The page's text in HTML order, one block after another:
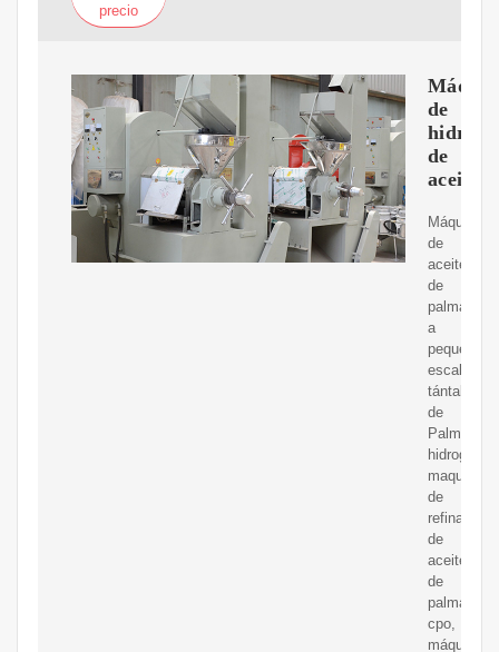
precio
de
de
aceite
Máquina
de
aceite
de
palma
a
pequeña
escala,
tántalo
de
Palma
maquinaria
de
refinación
de
aceite
de
palma
cpo,
máquina